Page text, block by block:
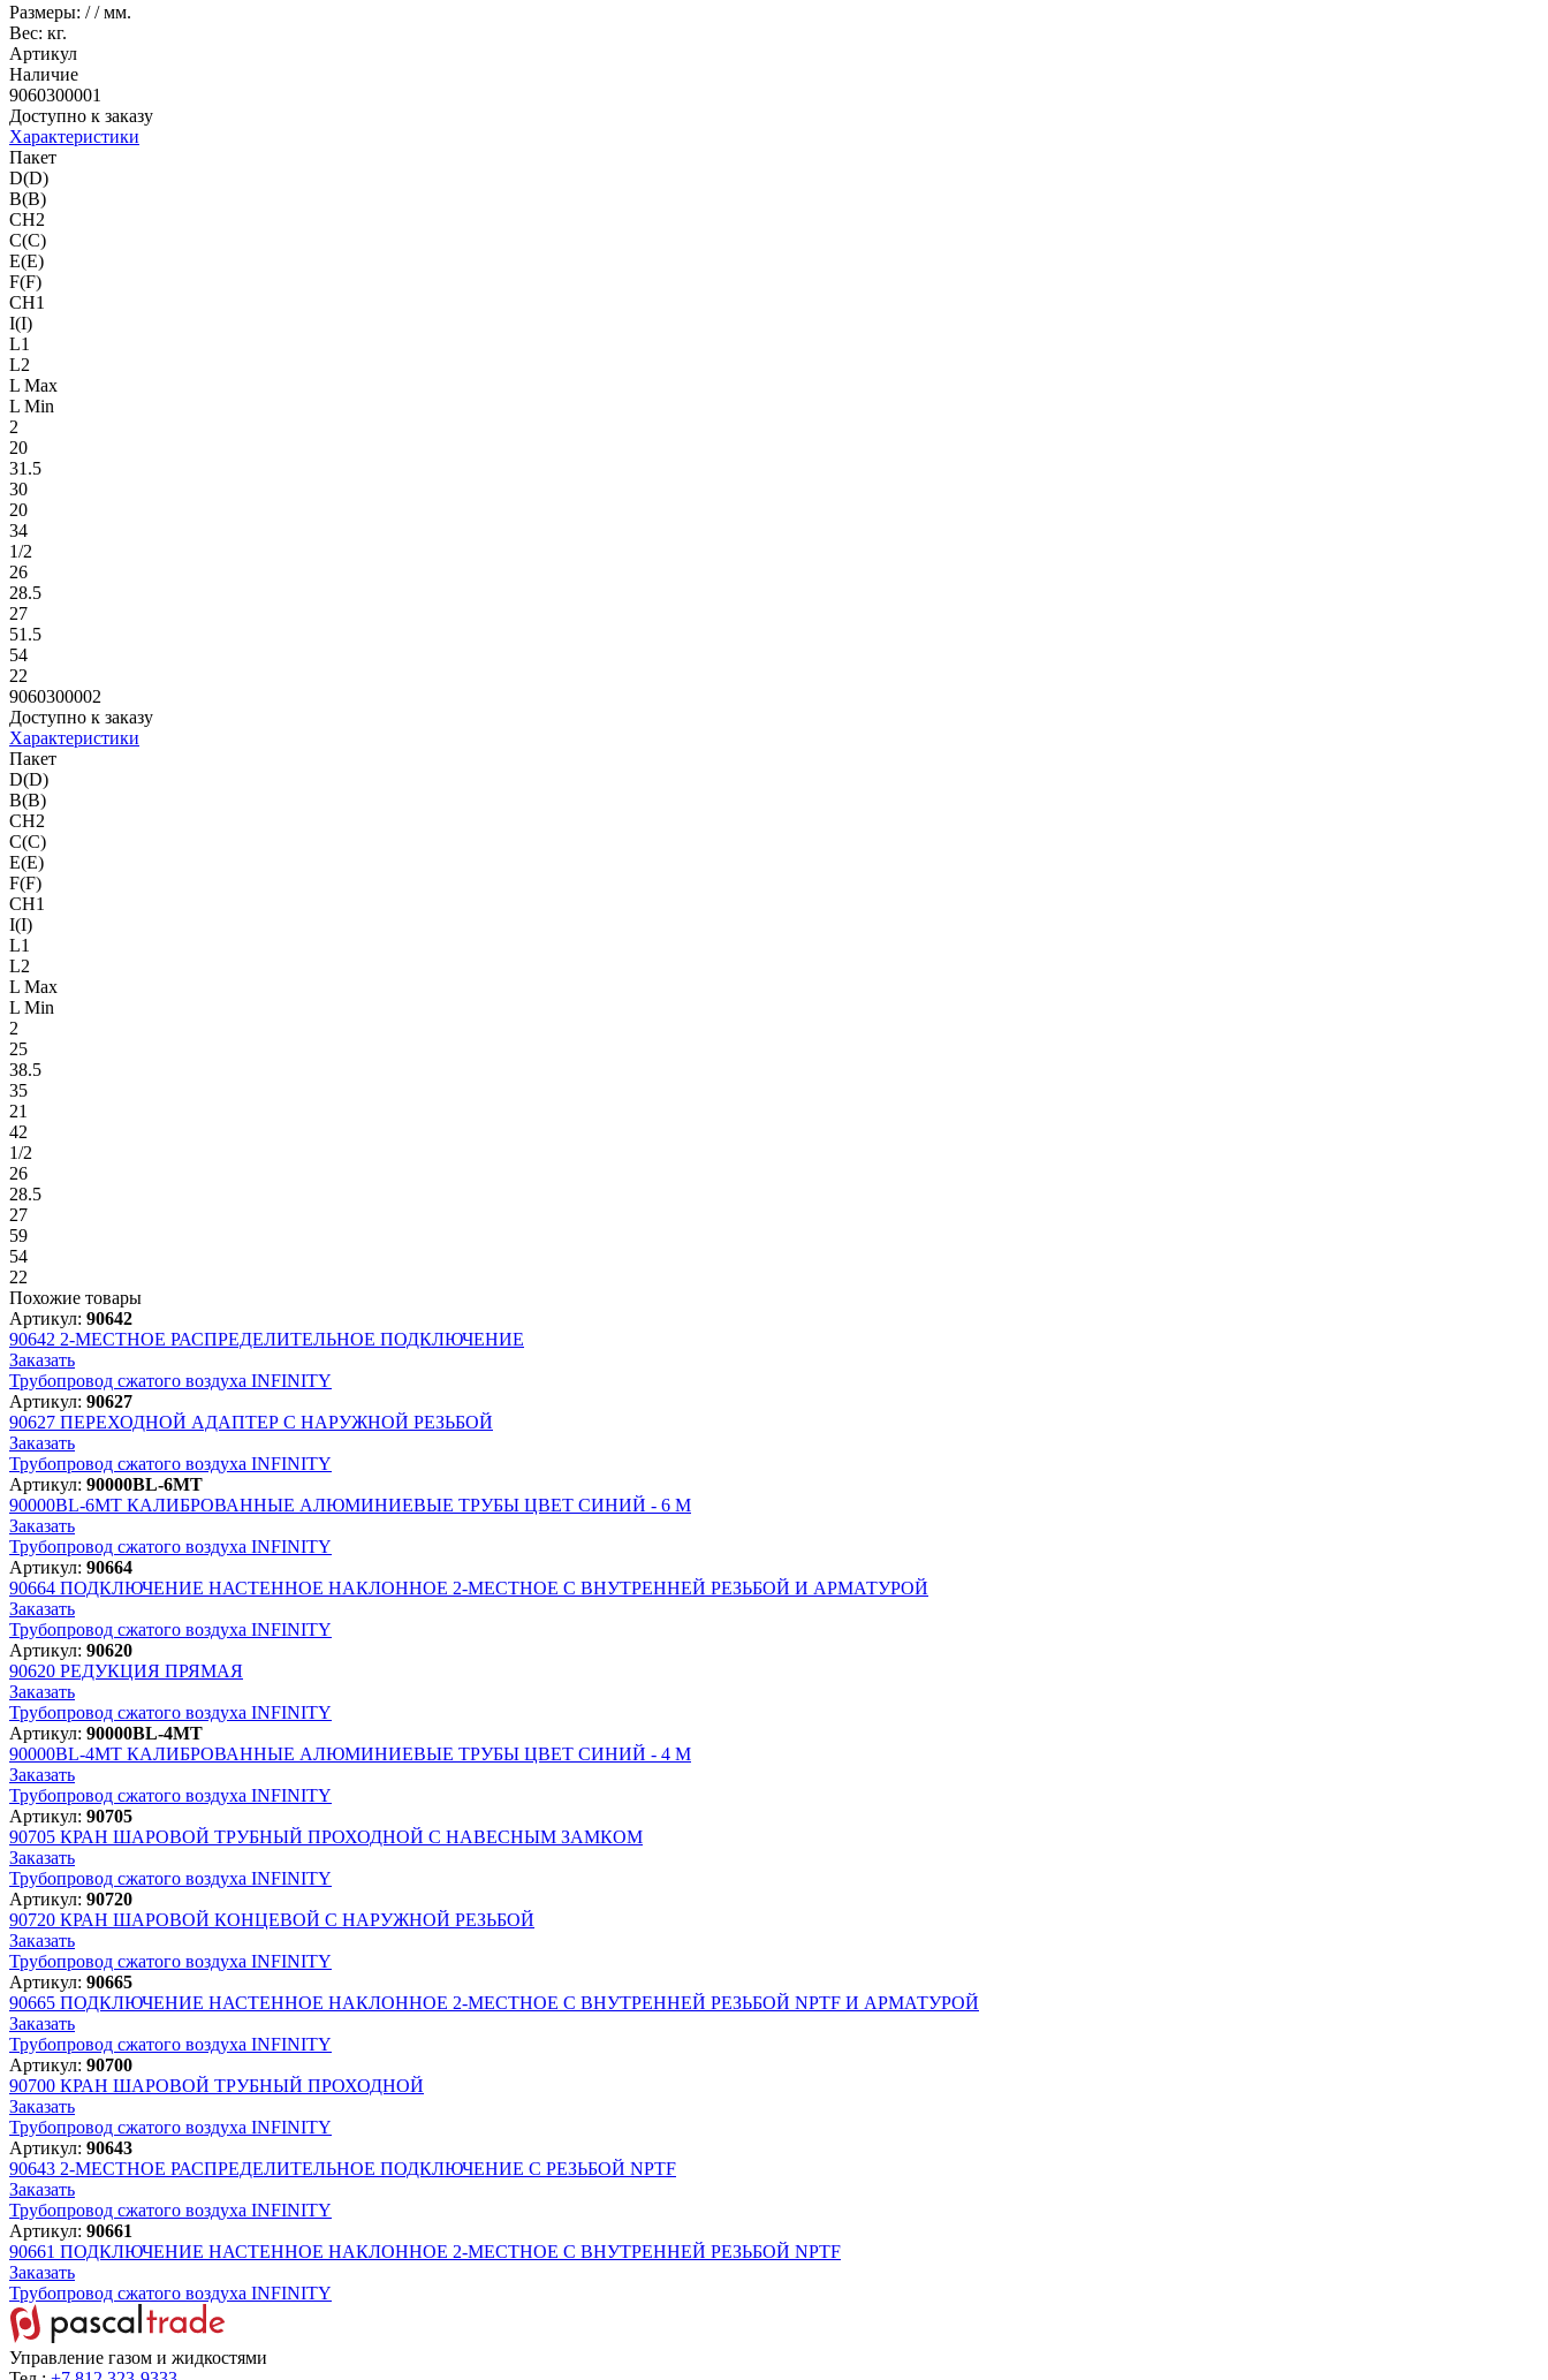
Размеры: //мм.
Вес: кг.
Артикул
Наличие
9060300001
Доступно к заказу
Характеристики
Пакет
D(D)
B(B)
CH2
C(C)
E(E)
F(F)
CH1
I(I)
L1
L2
L Max
L Min
2
20
31.5
30
20
34
1/2
26
28.5
27
51.5
54
22
9060300002
Доступно к заказу
Характеристики
Пакет
D(D)
B(B)
CH2
C(C)
E(E)
F(F)
CH1
I(I)
L1
L2
L Max
L Min
2
25
38.5
35
21
42
1/2
26
28.5
27
59
54
22
Похожие товары
Артикул: 90642
90642 2-МЕСТНОЕ РАСПРЕДЕЛИТЕЛЬНОЕ ПОДКЛЮЧЕНИЕ
Заказать
Трубопровод сжатого воздуха INFINITY
Артикул: 90627
90627 ПЕРЕХОДНОЙ АДАПТЕР С НАРУЖНОЙ РЕЗЬБОЙ
Заказать
Трубопровод сжатого воздуха INFINITY
Артикул: 90000BL-6MT
90000BL-6MT КАЛИБРОВАННЫЕ АЛЮМИНИЕВЫЕ ТРУБЫ ЦВЕТ СИНИЙ - 6 М
Заказать
Трубопровод сжатого воздуха INFINITY
Артикул: 90664
90664 ПОДКЛЮЧЕНИЕ НАСТЕННОЕ НАКЛОННОЕ 2-МЕСТНОЕ С ВНУТРЕННЕЙ РЕЗЬБОЙ И АРМАТУРОЙ
Заказать
Трубопровод сжатого воздуха INFINITY
Артикул: 90620
90620 РЕДУКЦИЯ ПРЯМАЯ
Заказать
Трубопровод сжатого воздуха INFINITY
Артикул: 90000BL-4MT
90000BL-4MT КАЛИБРОВАННЫЕ АЛЮМИНИЕВЫЕ ТРУБЫ ЦВЕТ СИНИЙ - 4 М
Заказать
Трубопровод сжатого воздуха INFINITY
Артикул: 90705
90705 КРАН ШАРОВОЙ ТРУБНЫЙ ПРОХОДНОЙ С НАВЕСНЫМ ЗАМКОМ
Заказать
Трубопровод сжатого воздуха INFINITY
Артикул: 90720
90720 КРАН ШАРОВОЙ КОНЦЕВОЙ С НАРУЖНОЙ РЕЗЬБОЙ
Заказать
Трубопровод сжатого воздуха INFINITY
Артикул: 90665
90665 ПОДКЛЮЧЕНИЕ НАСТЕННОЕ НАКЛОННОЕ 2-МЕСТНОЕ С ВНУТРЕННЕЙ РЕЗЬБОЙ NPTF И АРМАТУРОЙ
Заказать
Трубопровод сжатого воздуха INFINITY
Артикул: 90700
90700 КРАН ШАРОВОЙ ТРУБНЫЙ ПРОХОДНОЙ
Заказать
Трубопровод сжатого воздуха INFINITY
Артикул: 90643
90643 2-МЕСТНОЕ РАСПРЕДЕЛИТЕЛЬНОЕ ПОДКЛЮЧЕНИЕ С РЕЗЬБОЙ NPTF
Заказать
Трубопровод сжатого воздуха INFINITY
Артикул: 90661
90661 ПОДКЛЮЧЕНИЕ НАСТЕННОЕ НАКЛОННОЕ 2-МЕСТНОЕ С ВНУТРЕННЕЙ РЕЗЬБОЙ NPTF
Заказать
Трубопровод сжатого воздуха INFINITY
Управление газом и жидкостями